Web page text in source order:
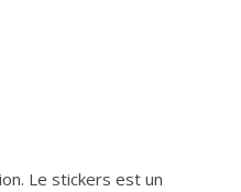
Le stickers est un